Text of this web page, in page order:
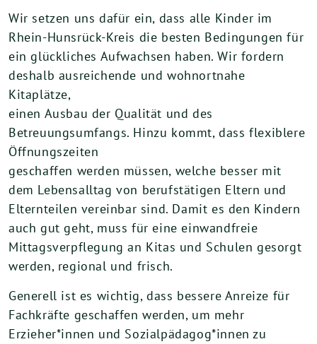
Wir setzen uns dafür ein, dass alle Kinder im
Rhein-Hunsrück-Kreis die besten Bedingungen für
ein glückliches Aufwachsen haben. Wir fordern
deshalb ausreichende und wohnortnahe
Kitaplätze,
einen Ausbau der Qualität und des
Betreuungsumfangs. Hinzu kommt, dass flexiblere
Öffnungszeiten
geschaffen werden müssen, welche besser mit
dem Lebensalltag von berufstätigen Eltern und
Elternteilen vereinbar sind. Damit es den Kindern
auch gut geht, muss für eine einwandfreie
Mittagsverpflegung an Kitas und Schulen gesorgt
werden, regional und frisch.
Generell ist es wichtig, dass bessere Anreize für
Fachkräfte geschaffen werden, um mehr
Erzieher*innen und Sozialpädagog*innen zu